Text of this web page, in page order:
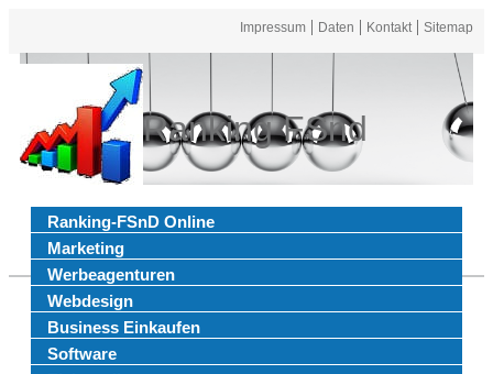
Impressum Daten Kontakt Sitemap
Ranking FSnd
Ranking-FSnD Online
Marketing
Werbeagenturen
Webdesign
Business Einkaufen
Software